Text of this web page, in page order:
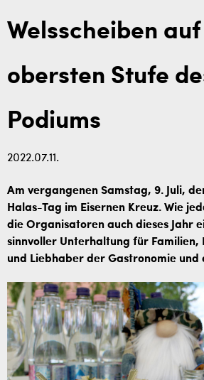
Welsscheiben
obersten Stufe
Podiums
2022.07.11.
Am vergangenen Samstag, 9. Juli,
Halas-Tag im Eisernen Kreuz. Wie
die Organisatoren auch dieses Jahr
sinnvoller Unterhaltung für Familien,
und Liebhaber der Gastronomie und